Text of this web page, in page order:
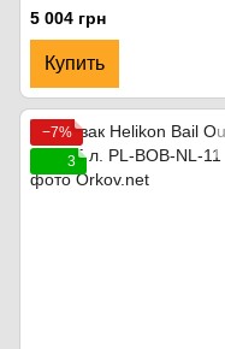
штурмовой рюкзак на 3 дня
5 004 грн
Купить
−7%
3